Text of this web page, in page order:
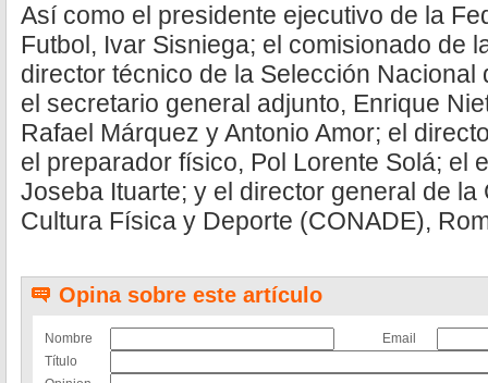
Así como el presidente ejecutivo de la
Futbol, Ivar Sisniega; el comisionado de
director técnico de la Selección Nacional
el secretario general adjunto, Enrique
Rafael Márquez y Antonio Amor; el
el preparador físico, Pol Lorente Solá; el
Joseba Ituarte; y el director general de
Cultura Física y Deporte (CONADE),
Opina sobre este artículo
Nombre
Email
Título